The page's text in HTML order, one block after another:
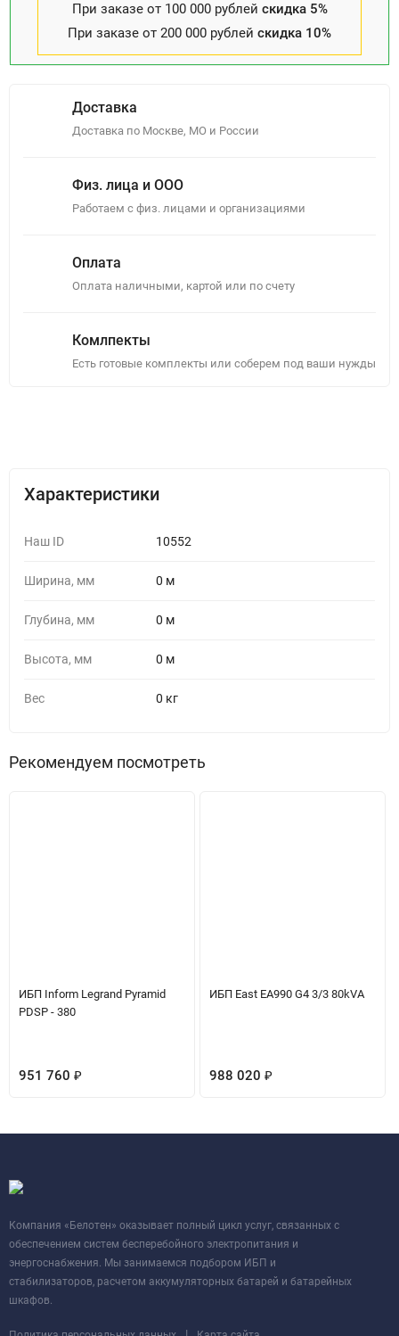
При заказе от 100 000 рублей скидка 5%
При заказе от 200 000 рублей скидка 10%
Доставка
Доставка по Москве, МО и России
Физ. лица и ООО
Работаем с физ. лицами и организациями
Оплата
Оплата наличными, картой или по счету
Комлпекты
Есть готовые комплекты или соберем под ваши нужды
Характеристики
Наш ID 10552
Ширина, мм 0 м
Глубина, мм 0 м
Высота, мм 0 м
Вес 0 кг
Рекомендуем посмотреть
ИБП Inform Legrand Pyramid
PDSP - 380
951 760 ₽
ИБП East EA990 G4 3/3 80kVA
988 020 ₽
Компания «Белотен» оказывает полный цикл услуг, связанных с
обеспечением систем бесперебойного электропитания и
энергоснабжения. Мы занимаемся подбором ИБП и
стабилизаторов, расчетом аккумуляторных батарей и батарейных
шкафов.